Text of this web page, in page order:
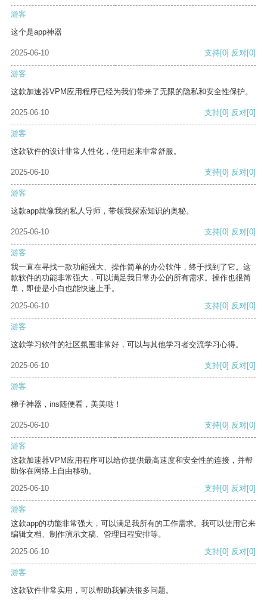
游客
这个是app神器
2025-06-10 支持[0] 反对[0]
游客
这款加速器VPM应用程序已经为我们带来了无限的隐私和安全性保护。
2025-06-10 支持[0] 反对[0]
游客
这款软件的设计非常人性化，使用起来非常舒服。
2025-06-10 支持[0] 反对[0]
游客
这款app就像我的私人导师，带领我探索知识的奥秘。
2025-06-10 支持[0] 反对[0]
游客
我一直在寻找一款功能强大、操作简单的办公软件，终于找到了它。这
款软件的功能非常强大，可以满足我日常办公的所有需求。操作也很简
单，即使是小白也能快速上手。
2025-06-10
支持[0] 反对[0]
游客
这款学习软件的社区氛围非常好，可以与其他学习者交流学习心得。
2025-06-10 支持[0] 反对[0]
游客
梯子神器，ins随便看，美美哒！
2025-06-10 支持[0] 反对[0]
游客
这款加速器VPM应用程序可以给你提供最高速度和安全性的连接，并帮
助你在网络上自由移动。
2025-06-10
支持[0] 反对[0]
游客
这款app的功能非常强大，可以满足我所有的工作需求。我可以使用它来
编辑文档、制作演示文稿、管理日程安排等。
2025-06-10
支持[0] 反对[0]
游客
这款软件非常实用，可以帮助我解决很多问题。